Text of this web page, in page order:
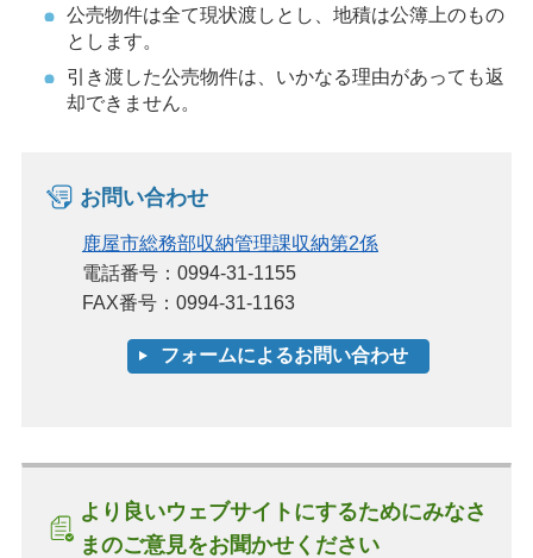
公売物件は全て現状渡しとし、地積は公簿上のもの
とします。
引き渡した公売物件は、いかなる理由があっても返
却できません。
お問い合わせ
鹿屋市総務部収納管理課収納第2係
電話番号：0994-31-1155
FAX番号：0994-31-1163
より良いウェブサイトにするためにみなさ
まのご意見をお聞かせください